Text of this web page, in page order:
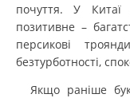
почуття. У
позитивне –
персикові
безтурботності,
Якщо раніше